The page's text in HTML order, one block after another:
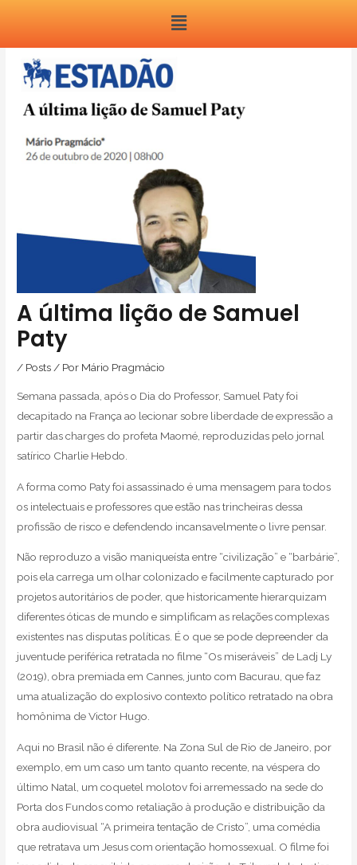
o
conteúdo
A última lição de Samuel
Paty
/ Posts/ Por Mário Pragmácio
Semana passada, após o Dia do Professor, Samuel Paty foi
decapitado na França ao lecionar sobre liberdade de expressão a
partir das charges do profeta Maomé, reproduzidas pelo jornal
satírico Charlie Hebdo.
A forma como Paty foi assassinado é uma mensagem para todos
os intelectuais e professores que estão nas trincheiras dessa
profissão de risco e defendendo incansavelmente o livre pensar.
Não reproduzo a visão maniqueísta entre “civilização” e “barbárie”,
pois ela carrega um olhar colonizado e facilmente capturado por
projetos autoritários de poder, que historicamente hierarquizam
diferentes óticas de mundo e simplificam as relações complexas
existentes nas disputas políticas. É o que se pode depreender da
juventude periférica retratada no filme “Os miseráveis” de Ladj Ly
(2019), obra premiada em Cannes, junto com Bacurau, que faz
uma atualização do explosivo contexto político retratado na obra
homônima de Victor Hugo.
Aqui no Brasil não é diferente. Na Zona Sul de Rio de Janeiro, por
exemplo, em um caso um tanto quanto recente, na véspera do
último Natal, um coquetel molotov foi arremessado na sede do
Porta dos Fundos como retaliação à produção e distribuição da
obra audiovisual “A primeira tentação de Cristo”, uma comédia
que retratava um Jesus com orientação homossexual. O filme foi
navigation
Menu